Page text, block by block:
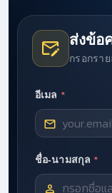
ส่งข้อ
กรอกรา
อีเมล *
ชื่อ-นามสกุล *